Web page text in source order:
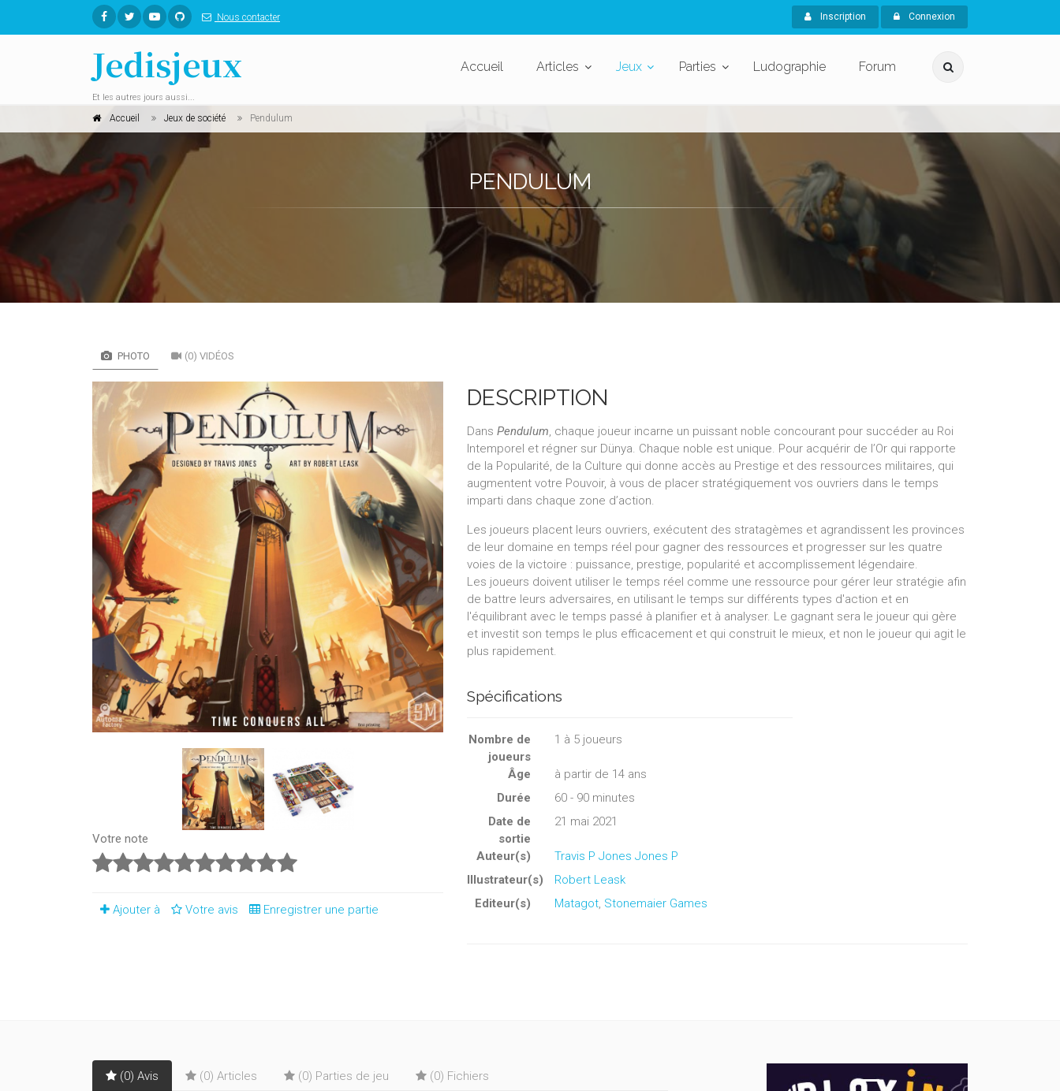
Nous contacter Inscription Connexion
Jedisjeux
Et les autres jours aussi...
Accueil Articles Jeux Parties Ludographie Forum
Accueil Jeux de société Pendulum
PENDULUM
PHOTO (0) VIDÉOS
Votre note
Ajouter à Votre avis Enregistrer une partie
DESCRIPTION
Dans Pendulum, chaque joueur incarne un puissant noble concourant pour succéder au Roi
Intemporel et régner sur Dünya. Chaque noble est unique. Pour acquérir de l’Or qui rapporte
de la Popularité, de la Culture qui donne accès au Prestige et des ressources militaires, qui
augmentent votre Pouvoir, à vous de placer stratégiquement vos ouvriers dans le temps
imparti dans chaque zone d’action.
Les joueurs placent leurs ouvriers, exécutent des stratagèmes et agrandissent les provinces
de leur domaine en temps réel pour gagner des ressources et progresser sur les quatre
voies de la victoire : puissance, prestige, popularité et accomplissement légendaire.
Les joueurs doivent utiliser le temps réel comme une ressource pour gérer leur stratégie afin
de battre leurs adversaires, en utilisant le temps sur différents types d'action et en
l'équilibrant avec le temps passé à planifier et à analyser. Le gagnant sera le joueur qui gère
et investit son temps le plus efficacement et qui construit le mieux, et non le joueur qui agit le
plus rapidement.
Spécifications
Nombre de
joueurs
1 à 5joueurs
Âge
à partir de 14 ans
Durée
60 - 90 minutes
Date de
sortie
21 mai 2021
Auteur(s)
Travis P Jones Jones P
Illustrateur(s)
Robert Leask
Editeur(s)
Matagot, Stonemaier Games
(0) Avis (0) Articles (0) Parties de jeu (0) Fichiers